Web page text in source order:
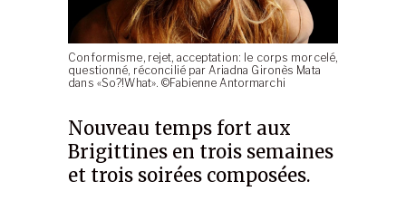
Conformisme, rejet, acceptation: le corps morcelé,
questionné, réconcilié par Ariadna Gironès Mata
dans «So?!What». ©Fabienne Antormarchi
Nouveau temps fort aux
Brigittines en trois semaines
et trois soirées composées.